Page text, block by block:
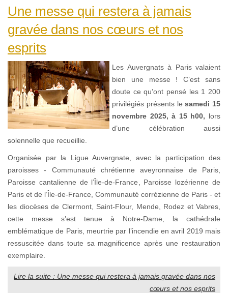
Une messe qui restera à jamais
gravée dans nos cœurs et nos
esprits
Les Auvergnats à Paris valaient
bien une messe ! C’est sans
doute ce qu’ont pensé les 1 200
privilégiés présents lesamedi 15
novembre 2025, à 15 h00, lors
d’une célébration aussi
solennelle que recueillie.
Organisée par la Ligue Auvergnate, avec la participation des
paroisses - Communauté chrétienne aveyronnaise de Paris,
Paroisse cantalienne de l’Île-de-France, Paroisse lozérienne de
Paris et de l’Île-de-France, Communauté corrézienne de Paris - et
les diocèses de Clermont, Saint-Flour, Mende, Rodez et Vabres,
cette messe s’est tenue à Notre-Dame, la cathédrale
emblématique de Paris, meurtrie par l’incendie en avril 2019 mais
ressuscitée dans toute sa magnificence après une restauration
exemplaire.
Lire la suite : Une messe qui restera à jamais gravée dans nos
cœurs et nos esprits